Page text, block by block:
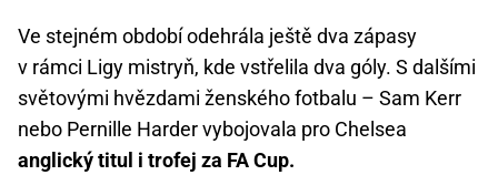
Ve stejném období odehrála ještě dva zápasy
v rámci Ligy mistryň, kde vstřelila dva góly. S dalšími
světovými hvězdami ženského fotbalu – Sam Kerr
nebo Pernille Harder vybojovala pro Chelsea
anglický titul i trofej za FA Cup.